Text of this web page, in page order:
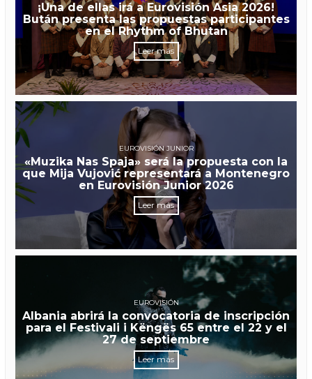
¡Una de ellas irá a Eurovisión Asia 2026!
Bután presenta las propuestas participantes
en el Rhythm of Bhutan
Leer más
EUROVISIÓN JUNIOR
«Muzika Nas Spaja» será la propuesta con la
que Mija Vujović representará a Montenegro
en Eurovisión Junior 2026
Leer más
EUROVISIÓN
Albania abrirá la convocatoria de inscripción
para el Festivali i Këngës 65 entre el 22 y el
27 de septiembre
Leer más